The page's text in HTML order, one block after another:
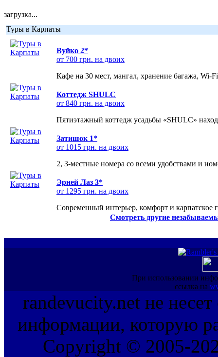
загрузка...
Туры в Карпаты
Вуйко 2*
от 700 грн. на двоих
Кафе на 30 мест, мангал, хранение багажа, Wi-
Коттедж SHULC
от 840 грн. на двоих
Пятиэтажный коттедж усадьбы «SHULC»
Затишок 1*
от 1015 грн. на двоих
2, 3-местные номера со всеми удобствами и
Эрней Лаз 3*
от 1295 грн. на двоих
Современный интерьер, комфорт и карпатское
Смотреть другие
При использовании
ссылка на
randevucity.net не несет
информации, которую
Copyright © 2005-